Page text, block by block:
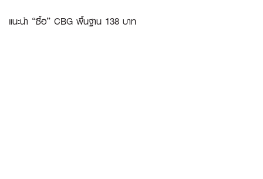
แนะนำ “ซื้อ” CBG พื้นฐาน 138 บาท